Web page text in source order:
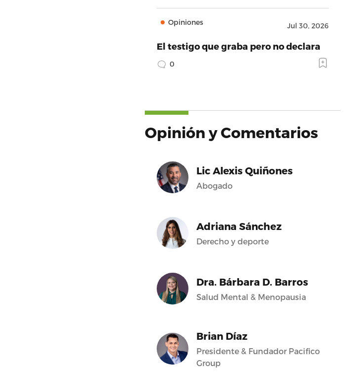
Opiniones Jul 30, 2026
El testigo que graba pero no declara
0
Opinión y Comentarios
Lic Alexis Quiñones
Abogado
Adriana Sánchez
Derecho y deporte
Dra. Bárbara D. Barros
Salud Mental & Menopausia
Brian Díaz
Presidente & Fundador Pacifico
Group